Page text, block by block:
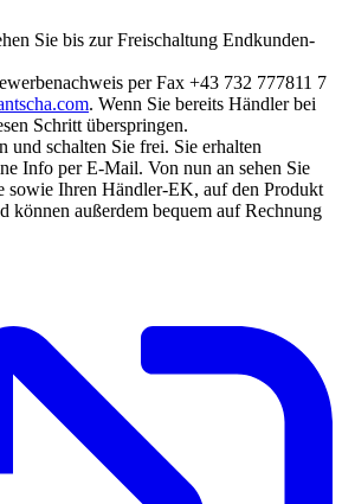
Sie bis zur Freischaltung Endkunden-
per Fax +43 732 777811 7
. Wenn Sie bereits Händler bei
Schritt überspringen.
und schalten Sie frei. Sie erhalten
Info per E-Mail. Von nun an sehen Sie
sowie Ihren Händler-EK, auf den Produkt
können außerdem bequem auf Rechnung